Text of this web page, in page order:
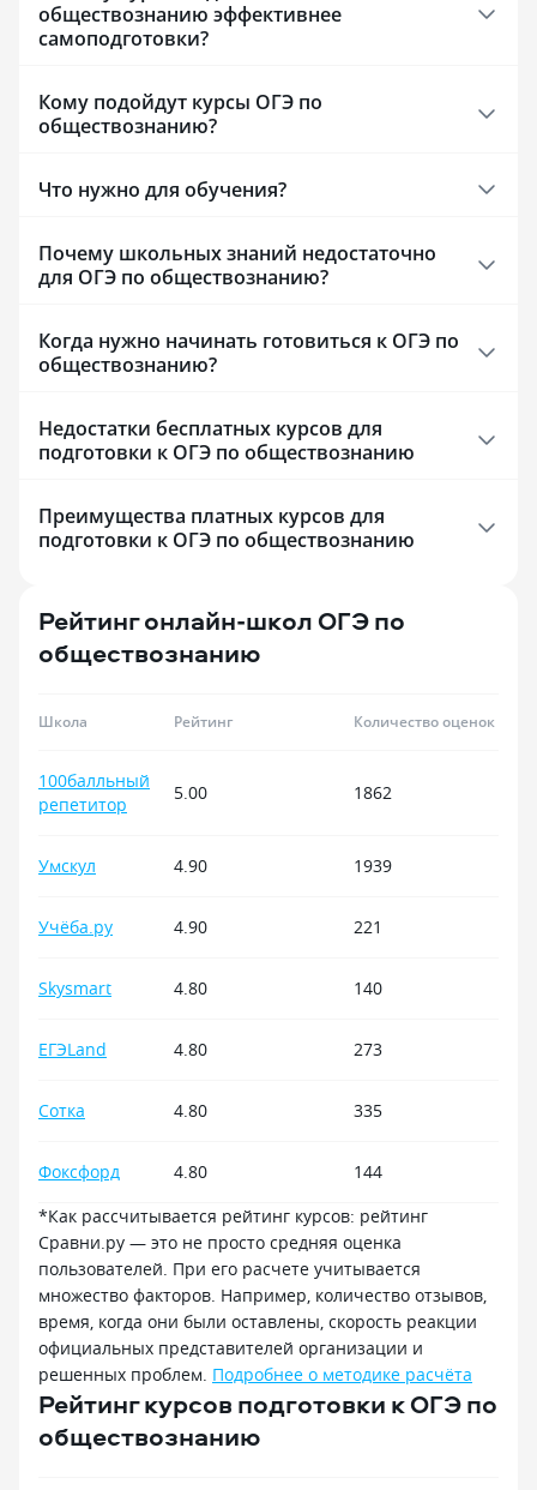
обучающихся взрослые люди
и в состоянии» нажать на кнопку "
меня все устраивает, буду ещё
покупать у вас курсы.
так, что можно
под студентов-
к электронным
сильно
при
Если вы ищете
с трудными
без давления и
«Синергии»
превыше всего.
обществознанию эффективнее
самоподготовки?
Кому подойдут курсы ОГЭ по
обществознанию?
Что нужно для обучения?
Почему школьных знаний недостаточно
для ОГЭ по обществознанию?
Когда нужно начинать готовиться к ОГЭ по
обществознанию?
Недостатки бесплатных курсов для
подготовки к ОГЭ по обществознанию
Преимущества платных курсов для
подготовки к ОГЭ по обществознанию
Рейтинг онлайн-школ ОГЭ по
обществознанию
Школа Рейтинг Количество оценок
100балльный
репетитор
5.00 1862
Умскул 4.90 1939
Учёба.ру 4.90 221
Skysmart 4.80 140
ЕГЭLand 4.80 273
Сотка 4.80 335
Фоксфорд 4.80 144
*Как рассчитывается рейтинг курсов: рейтинг
Сравни.ру — это не просто средняя оценка
пользователей. При его расчете учитывается
множество факторов. Например, количество отзывов,
время, когда они были оставлены, скорость реакции
официальных представителей организации и
решенных проблем. Подробнее о методике расчёта
Рейтинг курсов подготовки к ОГЭ по
обществознанию